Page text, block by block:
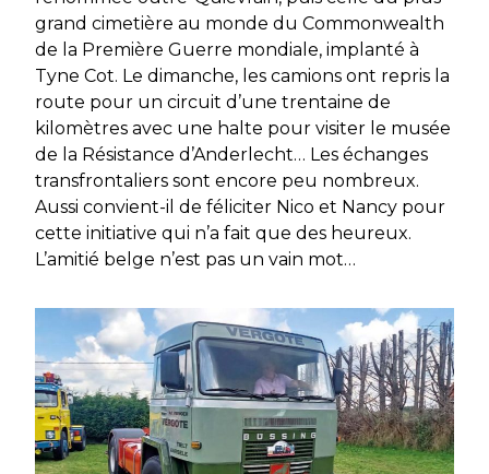
grand cimetière au monde du Commonwealth
de la Première Guerre mondiale, implanté à
Tyne Cot. Le dimanche, les camions ont repris la
route pour un circuit d’une trentaine de
kilomètres avec une halte pour visiter le musée
de la Résistance d’Anderlecht… Les échanges
transfrontaliers sont encore peu nombreux.
Aussi convient-il de féliciter Nico et Nancy pour
cette initiative qui n’a fait que des heureux.
L’amitié belge n’est pas un vain mot…